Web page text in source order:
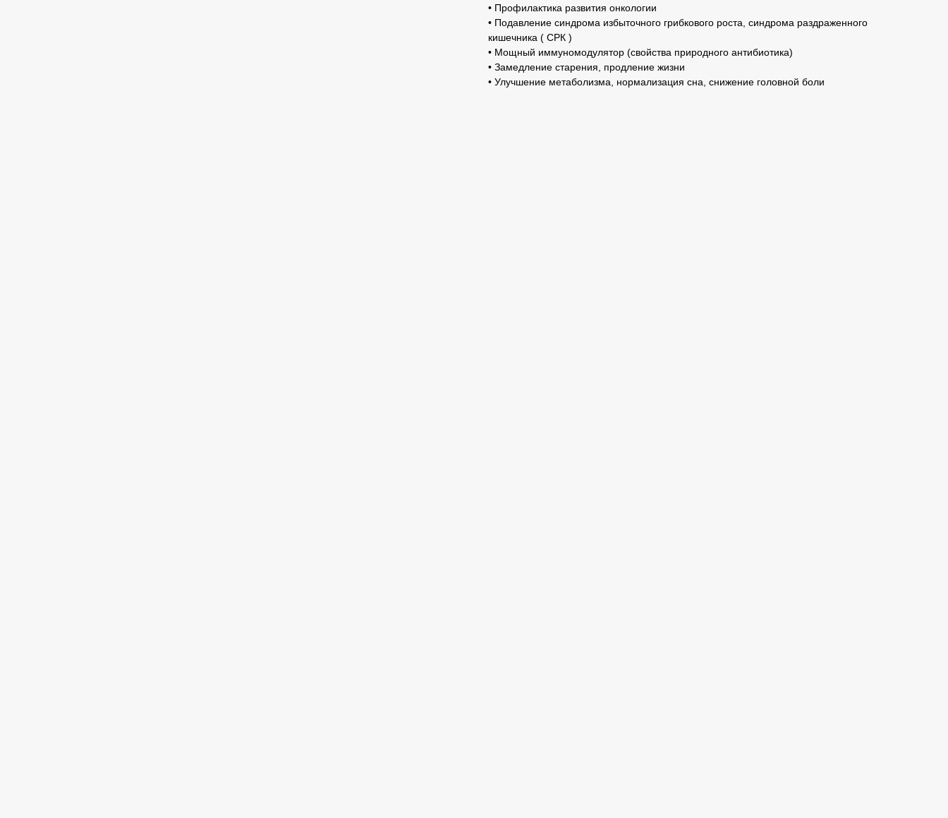
• Профилактика развития онкологии
• Подавление синдрома избыточного грибкового роста, синдрома раздраженного
кишечника ( СРК )
• Мощный иммуномодулятор (свойства природного антибиотика)
• Замедление старения, продление жизни
• Улучшение метаболизма, нормализация сна, снижение головной боли